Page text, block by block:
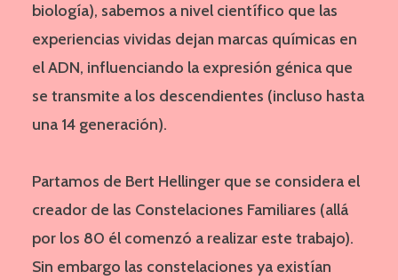
biología), sabemos a nivel científico que las
experiencias vividas dejan marcas químicas en
el ADN, influenciando la expresión génica que
se transmite a los descendientes (incluso hasta
una 14 generación).
Partamos de Bert Hellinger que se considera el
creador de las Constelaciones Familiares (allá
por los 80 él comenzó a realizar este trabajo).
Sin embargo las constelaciones ya existían